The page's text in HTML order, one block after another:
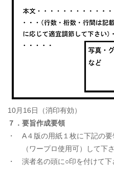
10月16日（消印有効）
７．要旨作成要領
・ A４版の用紙１枚に下記の要
（ワープロ使用可）して下さ
・ 演者名の頭に○印を付けて下